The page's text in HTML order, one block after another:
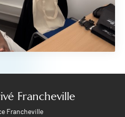
Francheville
Francheville